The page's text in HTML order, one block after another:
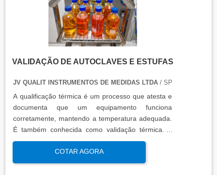
VALIDAÇÃO DE AUTOCLAVES E ESTUFAS
JV QUALIT INSTRUMENTOS DE MEDIDAS LTDA/ SP
A qualificação térmica é um processo que atesta e
documenta que um equipamento funciona
corretamente, mantendo a temperatura adequada.
É também conhecida como validação térmica. A
qualificação térmica é importante para garantir a
qualidade e eficiência de equipamentos que
precisam de controle de temperatura. É aplicada a
COTAR AGORA